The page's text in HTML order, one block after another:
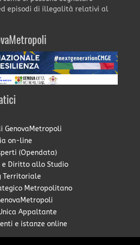
episodi di illegalità relativi al
GenovaMetropoli
on-line
(Opendata)
e Diritto allo Studio
Territoriale
Metropolitano
Appaltante
e istanze online